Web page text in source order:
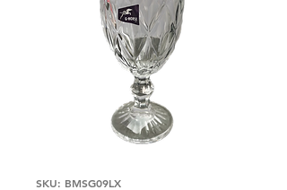
SKU: BMSG09LX